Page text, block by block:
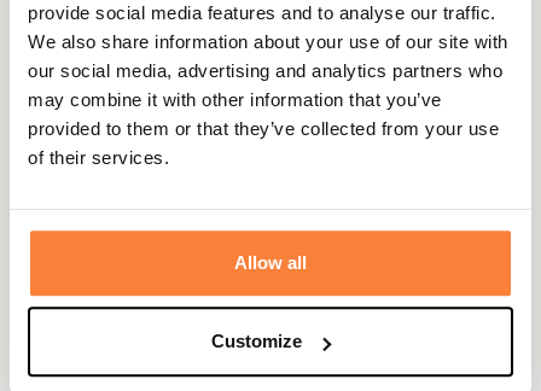
provide social media features and to analyse our traffic.
We also share information about your use of our site with
our social media, advertising and analytics partners who
may combine it with other information that you’ve
provided to them or that they’ve collected from your use
of their services.
Allow all
Customize
MAXIMILIAN
Veste Autrichienne Marlon GD Maximilian
569,00 €